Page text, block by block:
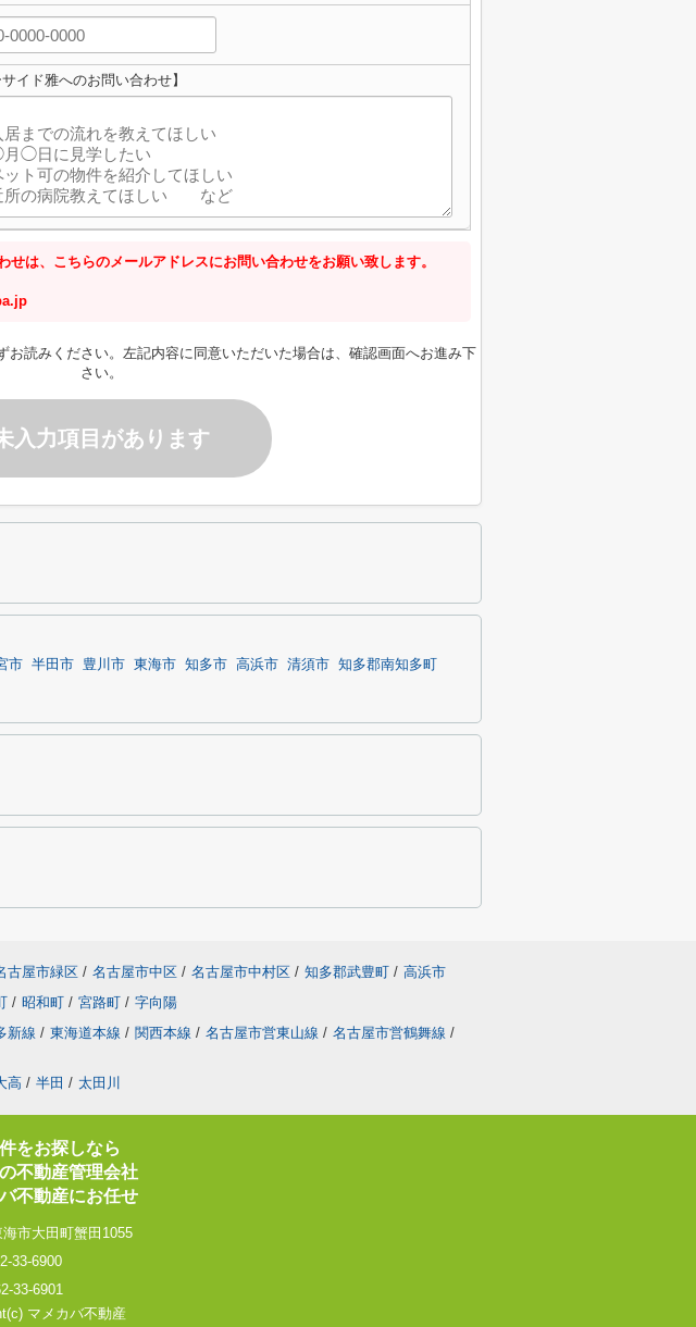
サイド雅へのお問い合わせ】
は、こちらのメールアドレスにお問い合わせをお願い致します。
お読みください。左記内容に同意いただいた場合は、確認画面へお進み下
さい。
入力項目があります
市 半田市 豊川市 東海市 知多市 高浜市 清須市 知多郡南知多町
古屋市緑区 / 名古屋市中区 / 名古屋市中村区 / 知多郡武豊町 / 高浜市
/ 昭和町 / 宮路町 / 字向陽
新線 / 東海道本線 / 関西本線 / 名古屋市営東山線 / 名古屋市営鶴舞線 /
高 / 半田 / 太田川
をお探しなら
不動産管理会社
不動産にお任せ
市大田町蟹田1055
33-6900
33-6901
マメカバ不動産